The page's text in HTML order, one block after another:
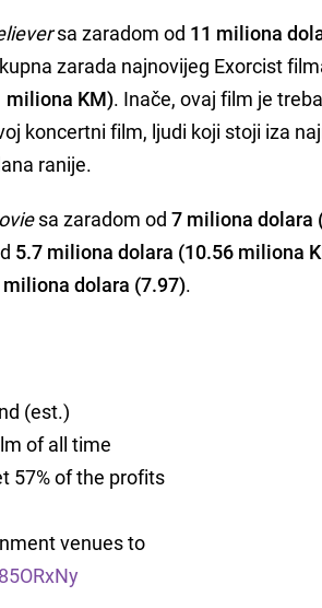
sa zaradom od 11 miliona
zarada najnovijeg Exorcist
miliona KM). Inače, ovaj film je
koncertni film, ljudi koji stoji iza
ranije.
sa zaradom od7 miliona dolara
5.7 miliona dolara (10.56 miliona
miliona dolara (7.97).
(est.)
of all time
57% of the profits
venues to